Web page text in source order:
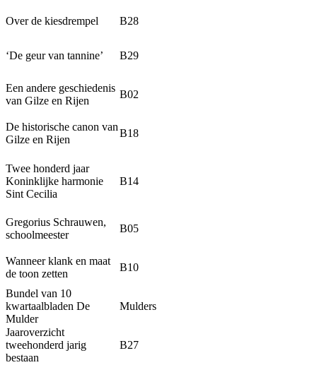
Over de kiesdrempel B28
‘De geur van tannine’ B29
Een andere geschiedenis
van Gilze en Rijen
B02
De historische canon van
Gilze en Rijen
B18
Twee honderd jaar
Koninklijke harmonie
Sint Cecilia
B14
Gregorius Schrauwen,
schoolmeester
B05
Wanneer klank en maat
de toon zetten
B10
Bundel van 10
kwartaalbladen De
Mulder
Mulders
Jaaroverzicht
tweehonderd jarig
bestaan
B27